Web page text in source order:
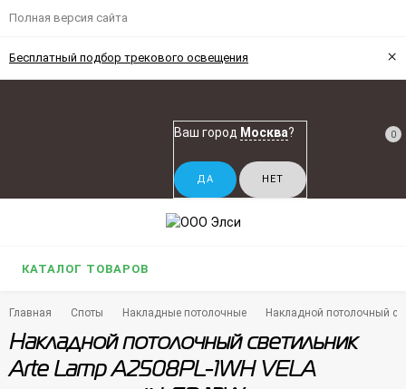
Полная версия сайта
Бесплатный подбор трекового освещения ×
Ваш город Москва? 0
КАТАЛОГ ТОВАРОВ
Главная Споты Накладные потолочные Накладной потолочный
Накладной потолочный светильник
Arte Lamp A2508PL-1WH VELA